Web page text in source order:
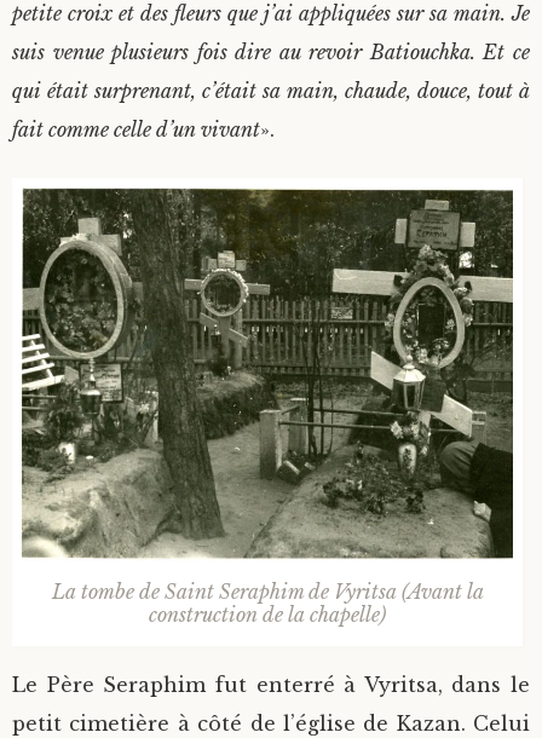
petite croix et des fleurs que j’ai appliquées sur sa main. Je
suis venue plusieurs fois dire au revoir Batiouchka. Et ce
qui était surprenant, c’était sa main, chaude, douce, tout à
fait comme celle d’un vivant».
La tombe de Saint Seraphim de Vyritsa (Avant la
construction de la chapelle)
Le Père Seraphim fut enterré à Vyritsa, dans le
petit cimetière à côté de l’église de Kazan. Celui